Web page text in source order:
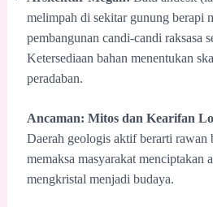
melimpah di sekitar gunung berapi
pembangunan candi-candi raksasa
Ketersediaan bahan menentukan
peradaban.
Ancaman: Mitos dan Kearifan
Daerah geologis aktif berarti rawan
memaksa masyarakat menciptakan
mengkristal menjadi budaya.